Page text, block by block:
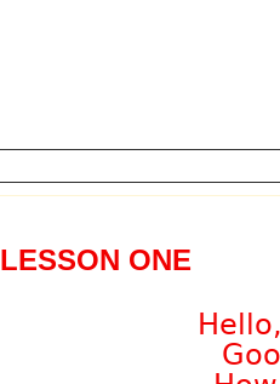
LESSON ONE